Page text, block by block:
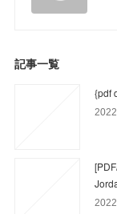
記事一覧
{pdf